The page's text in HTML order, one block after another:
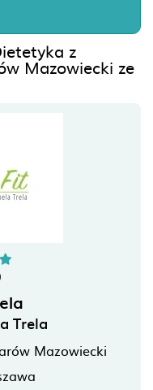
z
Mazowiecki ze
Trela
Mazowiecki